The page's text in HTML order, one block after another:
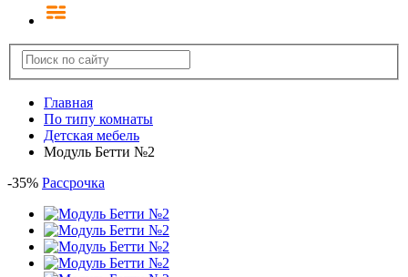
Главная
По типу комнаты
Детская мебель
Модуль Бетти №2
-35% Рассрочка